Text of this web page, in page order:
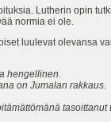
Lutherin opin
normia ei ole.
luulevat olevansa
hengellinen.
on Jumalan rakkaus.